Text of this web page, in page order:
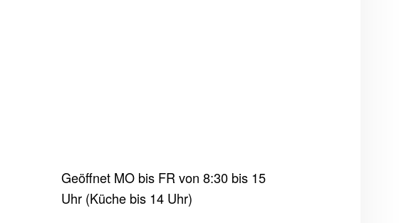
Geöffnet MO bis FR von 8:30 bis 15
Uhr (Küche bis 14 Uhr)